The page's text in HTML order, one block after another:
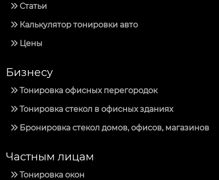
Статьи
Калькулятор тонировки авто
Цены
Бизнесу
Тонировка офисных перегородок
Тонировка стекол в офисных зданиях
Бронировка стекол домов, офисов, магазинов
Частным лицам
Тонировка окон